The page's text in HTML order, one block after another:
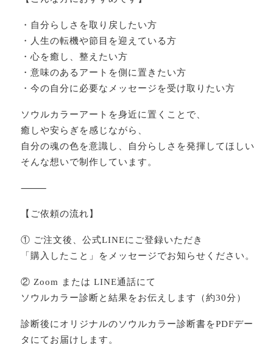
・自分らしさを取り戻したい方
・人生の転機や節目を迎えている方
・心を癒し、整えたい方
・意味のあるアートを側に置きたい方
・今の自分に必要なメッセージを受け取りたい方
ソウルカラーアートを身近に置くことで、
癒しや安らぎを感じながら、
自分の魂の色を意識し、自分らしさを発揮してほしい
そんな想いで制作しています。
⸻
【ご依頼の流れ】
① ご注文後、公式LINEにご登録いただき
「購入したこと」をメッセージでお知らせください。
② Zoom または LINE通話にて
ソウルカラー診断と結果をお伝えします（約30分）
診断後にオリジナルのソウルカラー診断書をPDFデー
タにてお届けします。